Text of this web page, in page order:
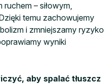
– siłowym,
temu zachowujemy
i zmniejszamy ryzyko
wyniki
aby spalać tłuszcz